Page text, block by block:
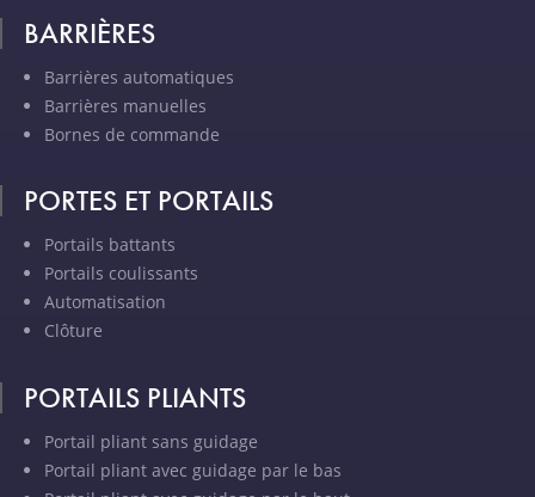
BARRIÈRES
Barrières automatiques
Barrières manuelles
Bornes de commande
PORTES ET PORTAILS
Portails battants
Portails coulissants
Automatisation
Clôture
PORTAILS PLIANTS
Portail pliant sans guidage
Portail pliant avec guidage par le bas